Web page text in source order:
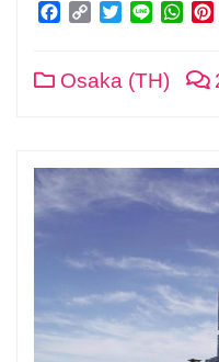
Facebook
Copy TwitterLine
Osaka (TH)